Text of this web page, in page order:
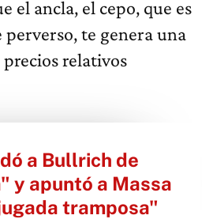
el ancla, el cepo, que es
te genera una
relativos
a Bullrich de
y apuntó a Massa
tramposa"